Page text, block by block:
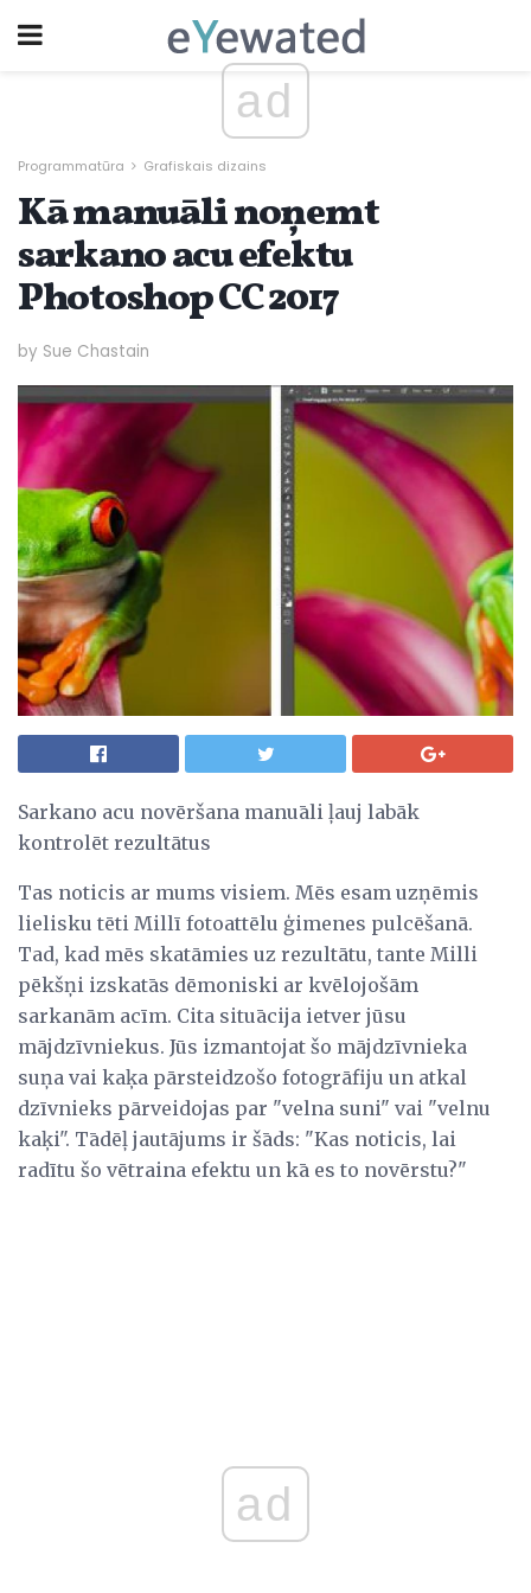
ad
Programmatūra Grafiskais dizains
Kā manuāli noņemt
sarkano acu efektu
Photoshop CC 2017
by Sue Chastain
Sarkano acu novēršana manuāli ļauj labāk
kontrolēt rezultātus
Tas noticis ar mums visiem. Mēs esam uzņēmis
lielisku tēti Millī fotoattēlu ģimenes pulcēšanā.
Tad, kad mēs skatāmies uz rezultātu, tante Milli
pēkšņi izskatās dēmoniski ar kvēlojošām
sarkanām acīm. Cita situācija ietver jūsu
mājdzīvniekus. Jūs izmantojat šo mājdzīvnieka
suņa vai kaķa pārsteidzošo fotogrāfiju un atkal
dzīvnieks pārveidojas par "velna suni" vai "velnu
kaķi". Tādēļ jautājums ir šāds: "Kas noticis, lai
radītu šo vētraina efektu un kā es to novērstu?"
ad